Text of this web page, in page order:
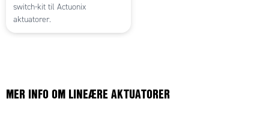
switch-kit til Actuonix
aktuatorer.
MER INFO OM LINEÆRE AKTUATORER